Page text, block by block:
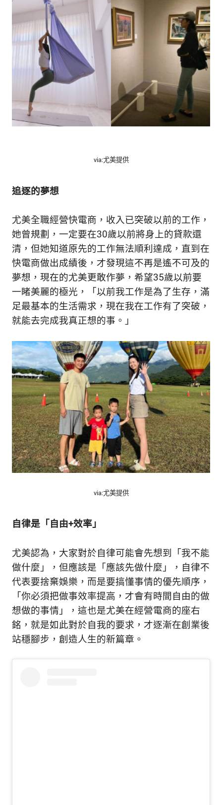
via:尤美提供
追逐的夢想
尤美全職經營快電商，收入已突破以前的工作，
她曾規劃，一定要在30歲以前將身上的貸款還
清，但她知道原先的工作無法順利達成，直到在
快電商做出成績後，才發現這不再是遙不可及的
夢想，現在的尤美更敢作夢，希望35歲以前要
一睹美麗的極光，「以前我工作是為了生存，滿
足最基本的生活需求，現在我在工作有了突破，
就能去完成我真正想的事。」
via:尤美提供
自律是「自由+效率」
尤美認為，大家對於自律可能會先想到「我不能
做什麼」，但應該是「應該先做什麼」，自律不
代表要捨棄娛樂，而是要搞懂事情的優先順序，
「你必須把做事效率提高，才會有時間自由的做
想做的事情」，這也是尤美在經營電商的座右
銘，就是如此對於自我的要求，才逐漸在創業後
站穩腳步，創造人生的新篇章。